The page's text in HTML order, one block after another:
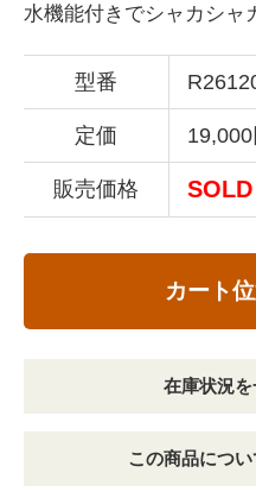
水機能付きでシャカシャ
型番
定価
販売価格
カート
在庫状況
この商品につ